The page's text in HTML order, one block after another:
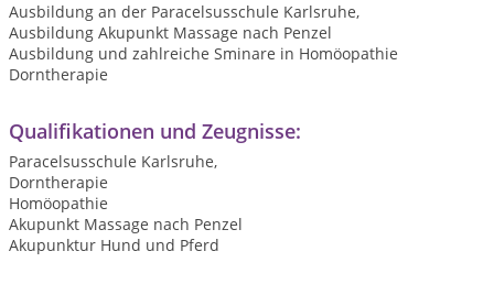
Ausbildung an der Paracelsusschule Karlsruhe,
Ausbildung Akupunkt Massage nach Penzel
Ausbildung und zahlreiche Sminare in Homöopathie
Dorntherapie
Qualifikationen und Zeugnisse:
Paracelsusschule Karlsruhe,
Dorntherapie
Homöopathie
Akupunkt Massage nach Penzel
Akupunktur Hund und Pferd